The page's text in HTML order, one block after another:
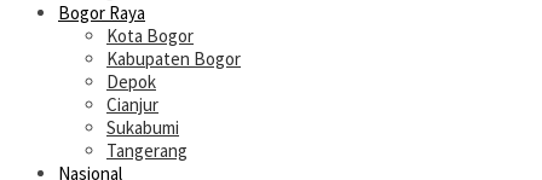
Bogor Raya
Kota Bogor
Kabupaten Bogor
Depok
Cianjur
Sukabumi
Tangerang
Nasional